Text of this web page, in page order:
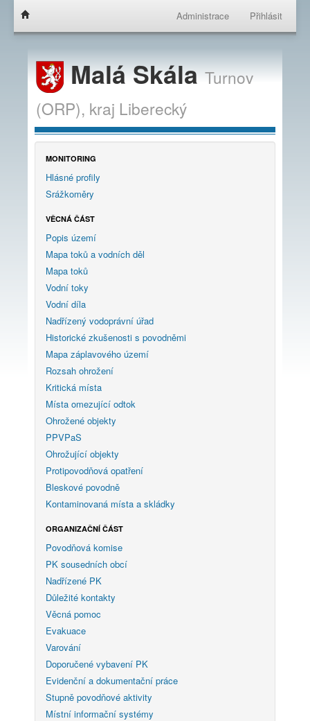
Administrace Přihlásit
Malá SkálaTurnov
(ORP), kraj Liberecký
MONITORING
Hlásné profily
Srážkoměry
VĚCNÁ ČÁST
Popis území
Mapa toků a vodních děl
Mapa toků
Vodní toky
Vodní díla
Nadřízený vodoprávní úřad
Historické zkušenosti s povodněmi
Mapa záplavového území
Rozsah ohrožení
Kritická místa
Místa omezující odtok
Ohrožené objekty
PPVPaS
Ohrožující objekty
Protipovodňová opatření
Bleskové povodně
Kontaminovaná místa a skládky
ORGANIZAČNÍ ČÁST
Povodňová komise
PK sousedních obcí
Nadřízené PK
Důležité kontakty
Věcná pomoc
Evakuace
Varování
Doporučené vybavení PK
Evidenční a dokumentační práce
Stupně povodňové aktivity
Místní informační systémy